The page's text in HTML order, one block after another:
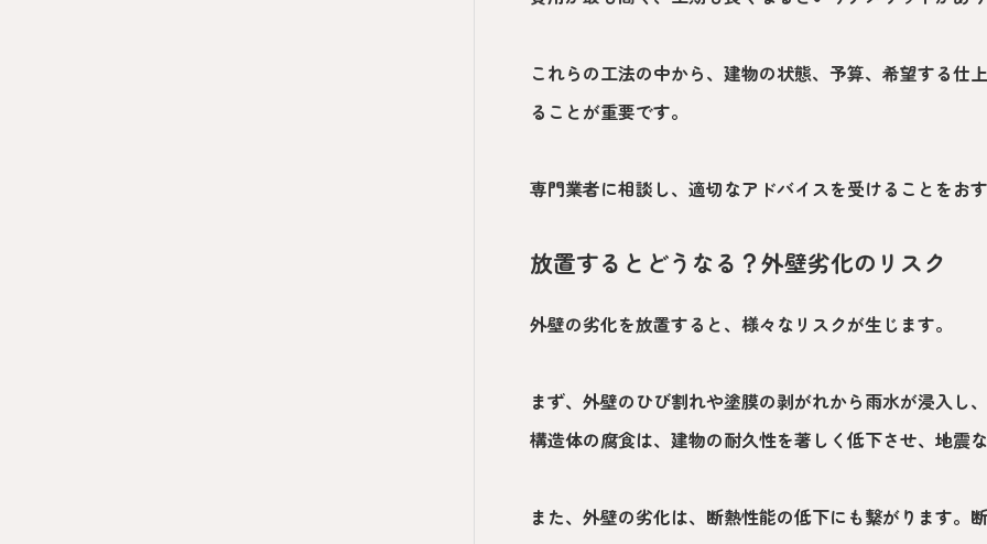
これらの工法の中から、建物の状態、予算、希望する仕
ることが重要です。
専門業者に相談し、適切なアドバイスを受けることをお
放置するとどうなる？外壁劣化のリスク
外壁の劣化を放置すると、様々なリスクが生じます。
まず、外壁のひび割れや塗膜の剥がれから雨水が浸入し
構造体の腐食は、建物の耐久性を著しく低下させ、地震
また、外壁の劣化は、断熱性能の低下にも繋がります。